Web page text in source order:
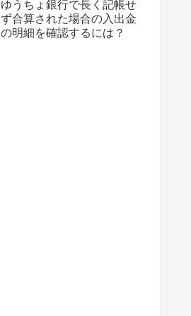
ゆうちょ銀行で長く記帳せ
ず合算された場合の入出金
の明細を確認するには？